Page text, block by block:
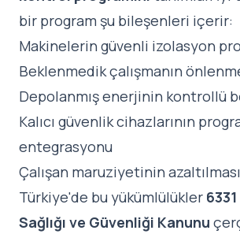
bir program şu bileşenleri içerir:
Makinelerin güvenli izolasyon
Beklenmedik çalışmanın
Depolanmış enerjinin kontrollü
Kalıcı güvenlik cihazlarının
entegrasyonu
Çalışan maruziyetinin azaltılması
Türkiye'de bu yükümlülükler 6331
Sağlığı ve Güvenliği Kanunu